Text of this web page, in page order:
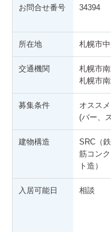
お問合せ番号 34394
所在地 札幌市
交通機関
札幌市
札幌市
募集条件
オスス
(バー、
建物構造
SRC（
筋コン
ト造）
入居可能日 相談